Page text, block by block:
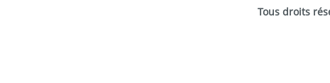
Tous droits